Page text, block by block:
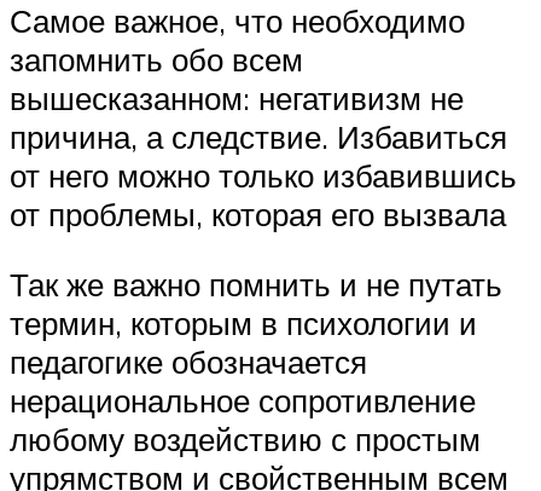
Самое важное, что необходимо
запомнить обо всем
вышесказанном: негативизм не
причина, а следствие. Избавиться
от него можно только избавившись
от проблемы, которая его вызвала
Так же важно помнить и не путать
термин, которым в психологии и
педагогике обозначается
нерациональное сопротивление
любому воздействию с простым
упрямством и свойственным всем